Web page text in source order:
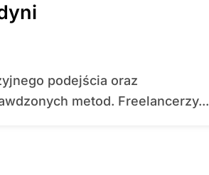
metod. Freelancerzy...